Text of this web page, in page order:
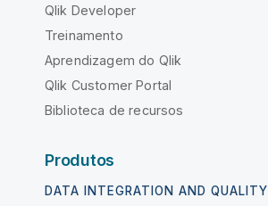
Qlik Developer
Treinamento
Aprendizagem do Qlik
Qlik Customer Portal
Biblioteca de recursos
Produtos
DATA INTEGRATION AND QUALITY